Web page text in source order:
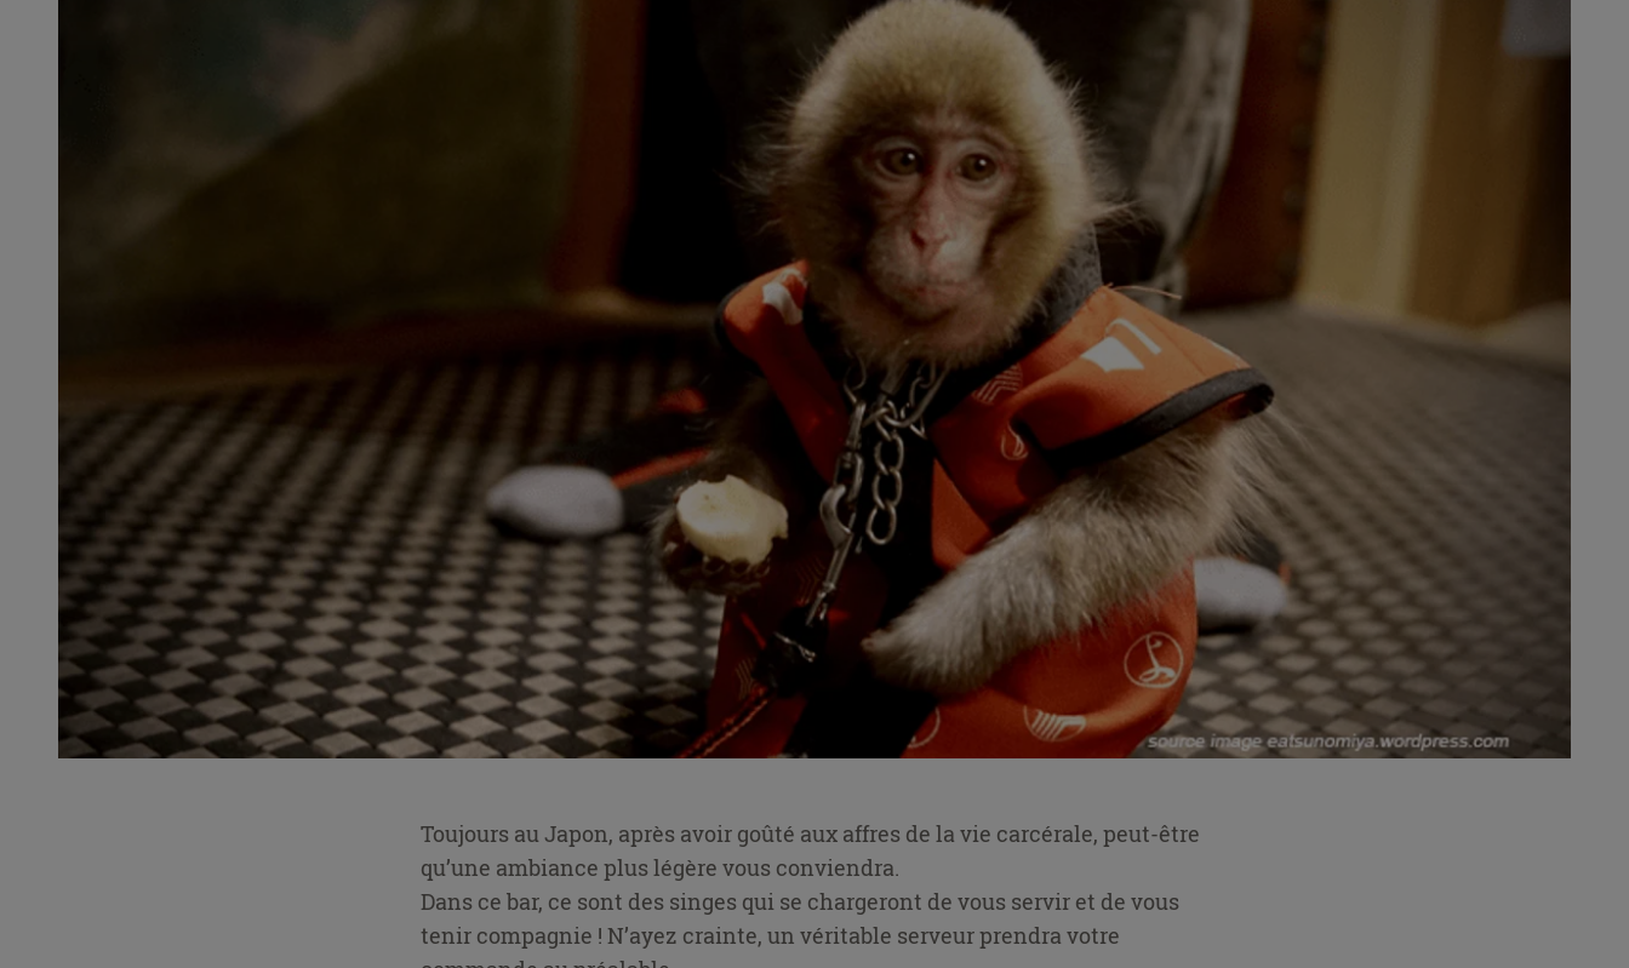
Toujours au Japon, après avoir goûté aux affres de la vie carcérale, peut-être
qu’une ambiance plus légère vous conviendra.
Dans ce bar, ce sont des singes qui se chargeront de vous servir et de vous
tenir compagnie ! N’ayez crainte, un véritable serveur prendra votre